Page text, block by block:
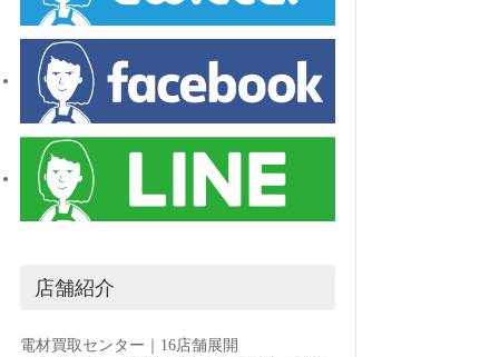
店舗紹介
電材買取センター｜16店舗展開